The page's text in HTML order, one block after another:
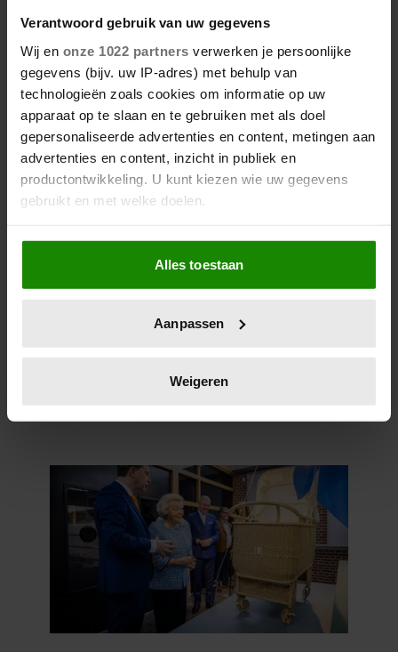
Verantwoord gebruik van uw gegevens
Wij en onze 1022 partners verwerken je persoonlijke
gegevens (bijv. uw IP-adres) met behulp van
technologieën zoals cookies om informatie op uw
apparaat op te slaan en te gebruiken met als doel
gepersonaliseerde advertenties en content, metingen aan
advertenties en content, inzicht in publiek en
productontwikkeling. U kunt kiezen wie uw gegevens
gebruikt en met welke doelen.
Als u het toestaat, willen we ook graag:
Informatie verzamelen over uw geografische
locatie, die tot een paar meter nauwkeurig kan zijn
scannen op specifieke eigenschappen (fingerprinting)
verwerkt en stel uw voorkeuren in het
intrekken in de Cookieverklaring.
We gebruiken cookies om content en advertenties te
personaliseren, om functies voor social media te bieden
en om ons websiteverkeer te analyseren. Ook delen we
informatie over uw gebruik van onze site met onze
partners voor social media, adverteren en analyse. Deze
partners kunnen deze gegevens combineren met andere
informatie die u aan ze heeft verstrekt of die ze hebben
verzameld op basis van uw gebruik van hun services. U
gaat akkoord met onze cookies als u onze website blijft
Alles toestaan
Aanpassen
Weigeren
2 juli 2026
ZIET CHARLES ZIJN JONGSTE
KLEINKINDEREN OPNIEUW
NIET?
PRINSES CATHERINE BEKLIMT
BERGEN VOOR